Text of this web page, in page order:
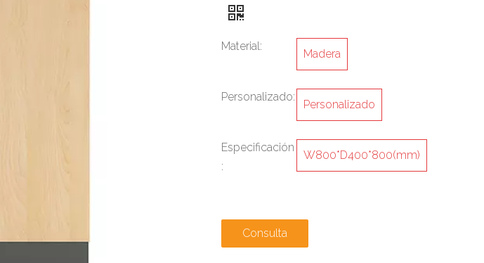
Material:
Madera
Personalizado:
Personalizado
Especificación
:
W800*D400*800(mm)
Consulta